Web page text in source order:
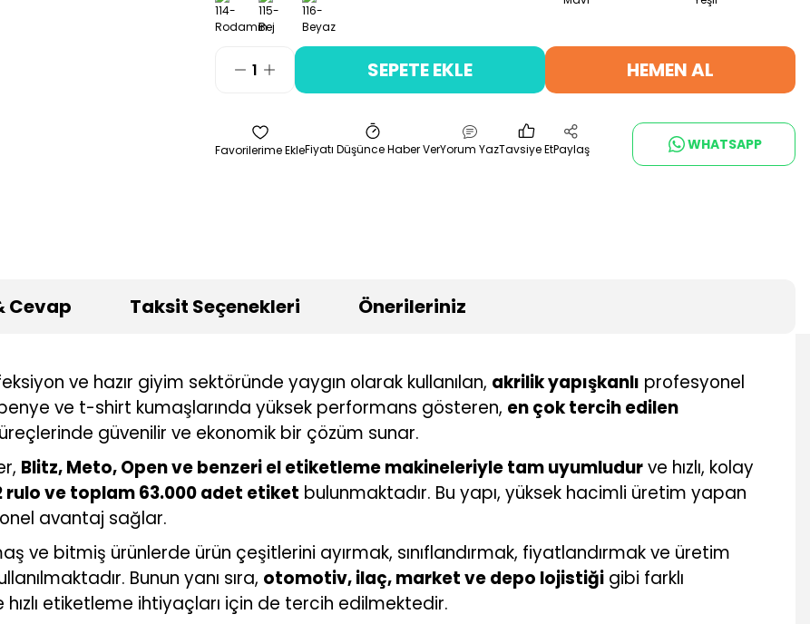
SEPETE EKLE HEMEN AL
Fiyatı Düşünce Haber VerYorum YazTavsiye EtPaylaş WHATSAPP
Cevap Taksit Seçenekleri Önerileriniz
ve hazır giyim sektöründe yaygın olarak kullanılan, akrilik yapışkanlı profesyonel
ve t-shirt kumaşlarında yüksek performans gösteren, en çok tercih edilen
güvenilir ve ekonomik bir çözüm sunar.
Blitz, Meto, Open ve benzeri el etiketleme makineleriyle tam uyumludurve hızlı, kolay
rulo ve toplam 63.000 adet etiket bulunmaktadır. Bu yapı, yüksek hacimli üretim yapan
avantaj sağlar.
ve bitmiş ürünlerde ürün çeşitlerini ayırmak, sınıflandırmak, fiyatlandırmak ve üretim
Bunun yanı sıra, otomotiv, ilaç, market ve depo lojistiği gibi farklı
etiketleme ihtiyaçları için de tercih edilmektedir.